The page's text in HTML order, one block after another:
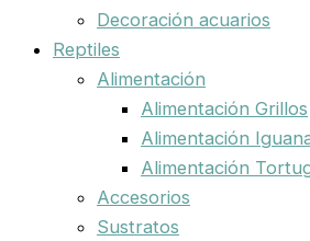
Decoración acuarios
Reptiles
Alimentación
Alimentación Grillos
Alimentación
Alimentación
Accesorios
Sustratos